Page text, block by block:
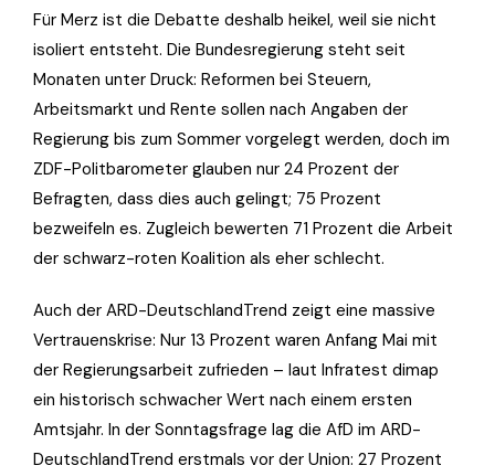
Für Merz ist die Debatte deshalb heikel, weil sie nicht
isoliert entsteht. Die Bundesregierung steht seit
Monaten unter Druck: Reformen bei Steuern,
Arbeitsmarkt und Rente sollen nach Angaben der
Regierung bis zum Sommer vorgelegt werden, doch im
ZDF-Politbarometer glauben nur 24 Prozent der
Befragten, dass dies auch gelingt; 75 Prozent
bezweifeln es. Zugleich bewerten 71 Prozent die Arbeit
der schwarz-roten Koalition als eher schlecht.
Auch der ARD-DeutschlandTrend zeigt eine massive
Vertrauenskrise: Nur 13 Prozent waren Anfang Mai mit
der Regierungsarbeit zufrieden – laut Infratest dimap
ein historisch schwacher Wert nach einem ersten
Amtsjahr. In der Sonntagsfrage lag die AfD im ARD-
DeutschlandTrend erstmals vor der Union: 27 Prozent